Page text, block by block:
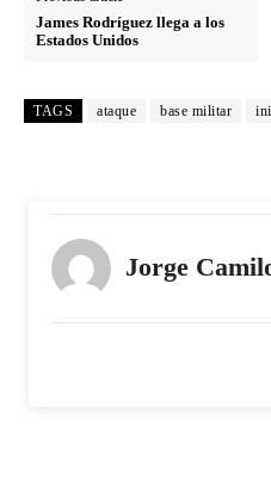
James Rodríguez llega a los
Estados Unidos
TAGS ataque base militar
Jorge